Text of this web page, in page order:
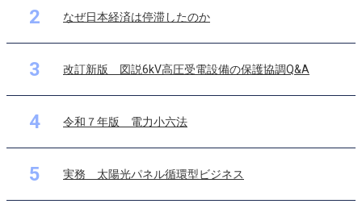
2 なぜ日本経済は停滞したのか
3 改訂新版 図説6kV高圧受電設備の保護協調Q&A
4 令和７年版 電力小六法
5 実務 太陽光パネル循環型ビジネス